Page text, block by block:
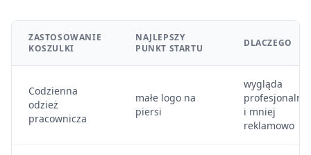
ZASTOSOWANIE
KOSZULKI
NAJLEPSZY
PUNKT STARTU
DLACZEGO
Codzienna
odzież
pracownicza
małe logo na
piersi
wygląda
profesjonalnie
i mniej
reklamowo